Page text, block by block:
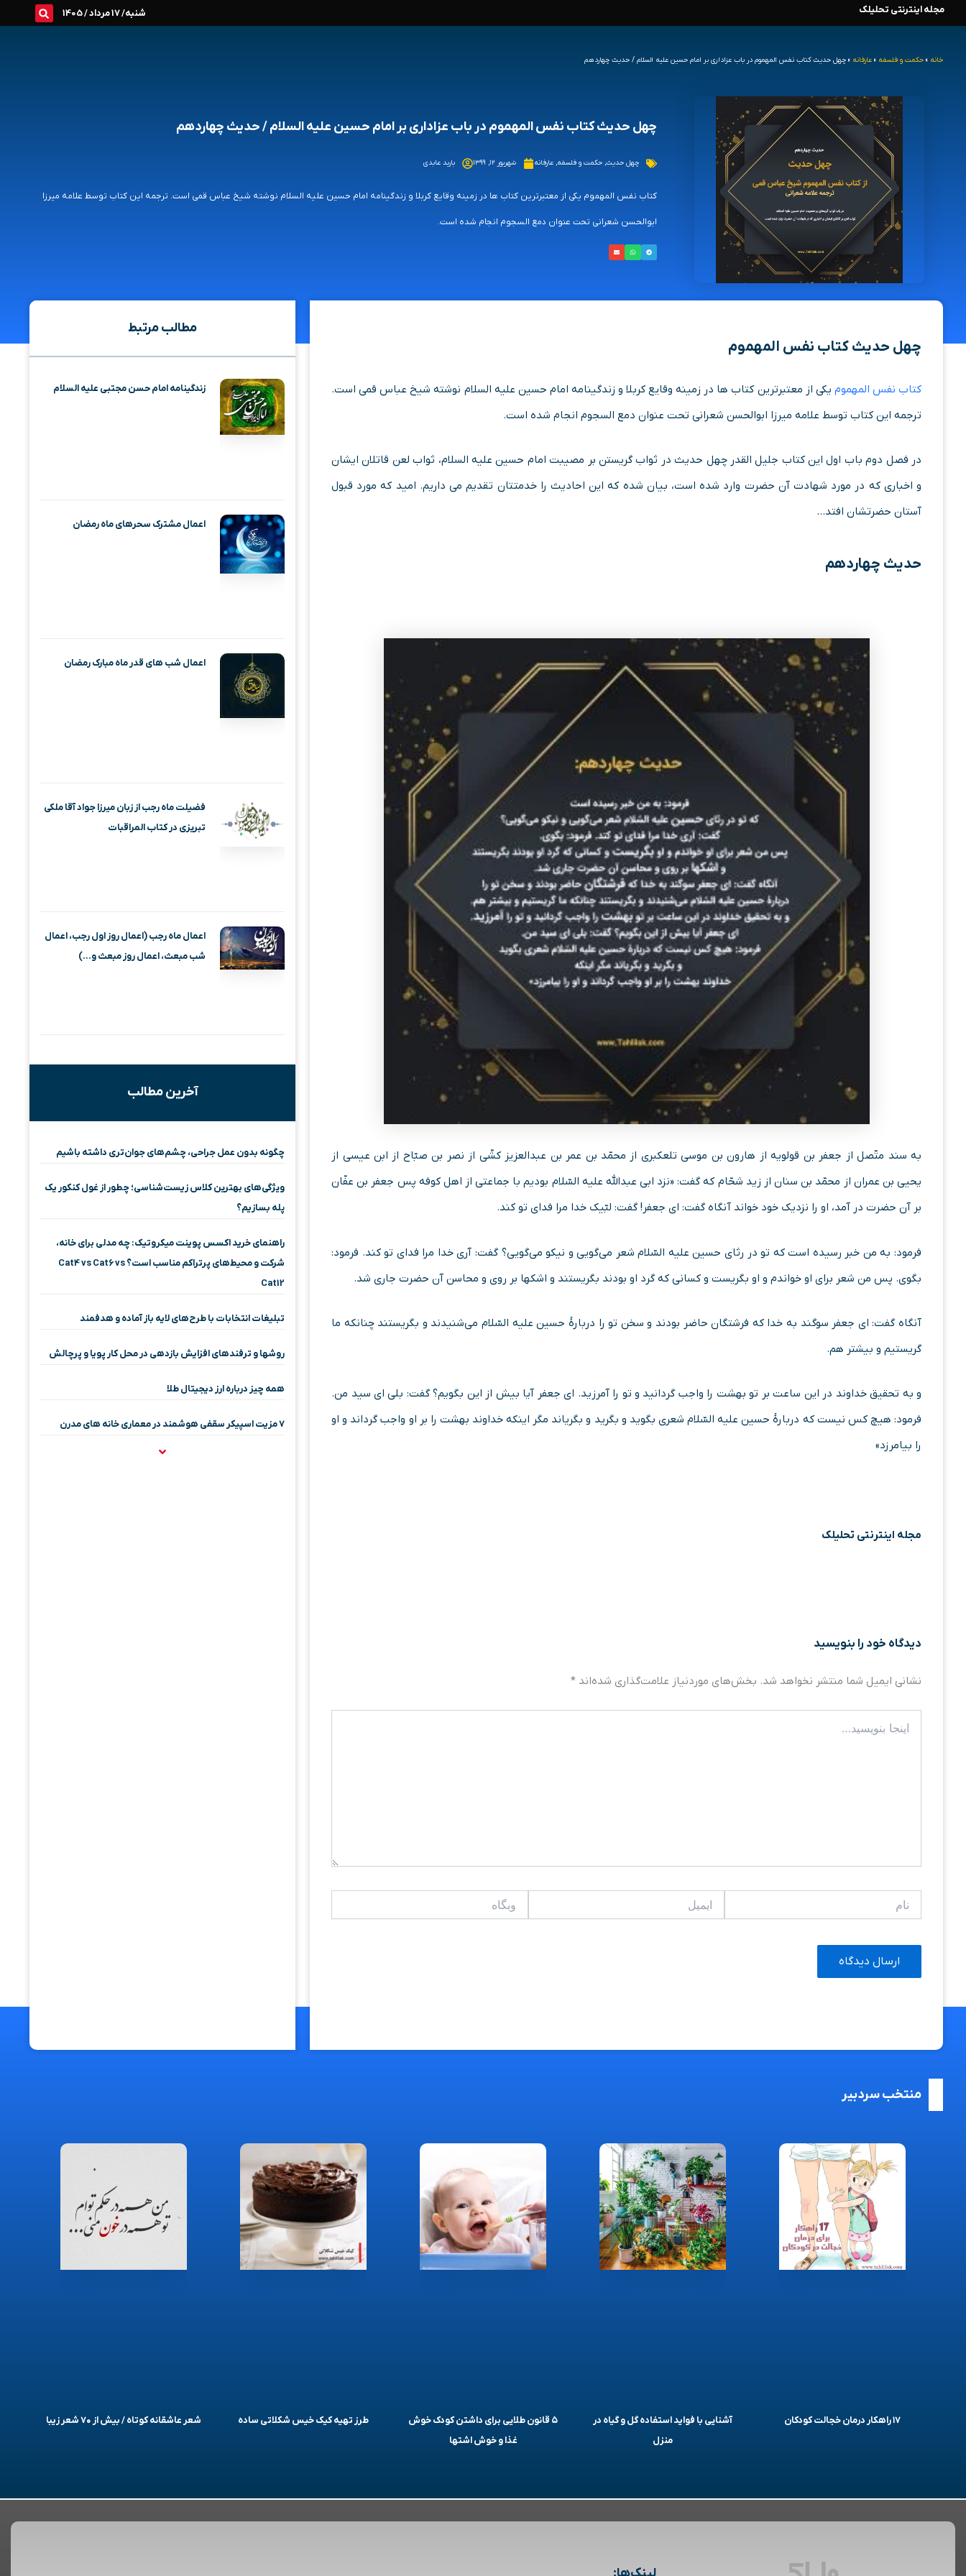
محتوا
مجله اینترنتی تحلیلک شنبه/ 17 مرداد / 1405
خانه » حکمت و فلسفه » عارفانه » چهل حدیث کتاب نفس المهموم در باب عزاداری بر امام حسین علیه السلام / حدیث چهاردهم
چهل حدیث کتاب نفس المهموم در باب عزاداری بر امام حسین علیه السلام / حدیث چهاردهم
چهل حدیث, حکمت و فلسفه, عارفانه شهریور ۱۲, ۱۳۹۹ باربد عابدی
کتاب نفس المهموم یکی از معتبرترین کتاب ها در زمینه وقایع کربلا و زندگینامه امام حسین علیه السلام نوشته شیخ عباس قمی است. ترجمه این کتاب توسط علامه میرزا
ابوالحسن شعرانی تحت عنوان دمع السجوم انجام شده است.
چهل حدیث کتاب نفس المهموم
کتاب نفس المهموم یکی از معتبرترین کتاب ها در زمینه وقایع کربلا و زندگینامه امام حسین علیه السلام نوشته شیخ عباس قمی است.
ترجمه این کتاب توسط علامه میرزا ابوالحسن شعرانی تحت عنوان دمع السجوم انجام شده است.
در فصل دوم باب اول این کتاب جلیل القدر چهل حدیث در ثواب گریستن بر مصیبت امام حسین علیه السلام، ثواب لعن قاتلان ایشان
و اخباری که در مورد شهادت آن حضرت وارد شده است، بیان شده که این احادیث را خدمتتان تقدیم می داریم. امید که مورد قبول
آستان حضرتشان افتد…
حدیث چهاردهم
به سند متّصل از جعفر بن قولویه از هارون بن موسى تلعکبرى از محمّد بن عمر بن عبدالعزیز کشّى از نصر بن صبّاح از ابن عیسى از
یحیى بن عمران از محمّد بن سنان از زید شحّام که گفت: «نزد ابى عبدالله علیه السّلام بودیم با جماعتى از اهل کوفه پس جعفر بن عفّان
بر آن حضرت در آمد، او را نزدیک خود خواند آنگاه گفت: اى جعفر! گفت: لبّیک خدا مرا فداى تو کند.
فرمود: به من خبر رسیده است که تو در رثاى حسین علیه السّلام شعر مى‌گویى و نیکو مى‌گویى؟ گفت: آرى خدا مرا فداى تو کند. فرمود:
بگوى. پس من شعر براى او خواندم و او بگریست و کسانى که گرد او بودند بگریستند و اشکها بر روى و محاسن آن حضرت جارى شد.
آنگاه گفت: اى جعفر سوگند به خدا که فرشتگان حاضر بودند و سخن تو را دربارۀ حسین علیه السّلام مى‌شنیدند و بگریستند چنانکه ما
گریستیم و بیشتر هم.
و به تحقیق خداوند در این ساعت بر تو بهشت را واجب گردانید و تو را آمرزید. اى جعفر آیا بیش از این بگویم؟ گفت: بلى اى سید من.
فرمود: هیچ کس نیست که دربارۀ حسین علیه السّلام شعرى بگوید و بگرید و بگریاند مگر اینکه خداوند بهشت را بر او واجب گرداند و او
را بیامرزد»
مجله اینترنتی تحلیلک
دیدگاه‌ خود را بنویسید
نشانی ایمیل شما منتشر نخواهد شد. بخش‌های موردنیاز علامت‌گذاری شده‌اند *
بنویسید…
مطالب مرتبط
زندگینامه امام حسن مجتبی علیه السلام
اعمال مشترک سحرهای ماه رمضان
اعمال شب های قدر ماه مبارک رمضان
فضیلت ماه رجب از زبان میرزا جواد آقا ملکی
تبریزی در کتاب المراقبات
اعمال ماه رجب (اعمال روز اول رجب، اعمال
شب مبعث، اعمال روز مبعث و…)
آخرین مطالب
چگونه بدون عمل جراحی، چشم‌های جوان‌تری داشته باشیم
ویژگی‌های بهترین کلاس زیست‌شناسی؛ چطور از غول کنکور یک
پله بسازیم؟
راهنمای خرید اکسس پوینت میکروتیک: چه مدلی برای خانه،
شرکت و محیط‌های پرتراکم مناسب است؟ Cat4 vs Cat6 vs
Cat12
تبلیغات انتخابات با طرح‌های لایه باز آماده و هدفمند
روشها و ترفندهای افزایش بازدهی در محل کار پویا و پرچالش
همه چیز درباره ارز دیجیتال طلا
۷ مزیت اسپیکر سقفی هوشمند در معماری خانه‌ های مدرن
منتخب سردبیر
۱۷ راهکار درمان خجالت کودکان
آشنایی با فواید استفاده گل و گیاه در
منزل
۵ قانون طلایی برای داشتن کودک خوش
غذا و خوش اشتها
طرز تهیه کیک خیس شکلاتی ساده شعر عاشقانه کوتاه / بیش از ۷۰ شعر زیبا